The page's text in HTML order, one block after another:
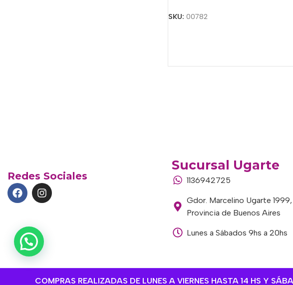
COMPRAS REALIZADAS DE LUNES A VIERNES HASTA 14 HS Y
SKU: 00782
Redes Sociales
Sucursal Ugarte
1136942725
Gdor. Marcelino Ugarte
Provincia de Buenos Aires
Lunes a Sábados 9hs a 20hs